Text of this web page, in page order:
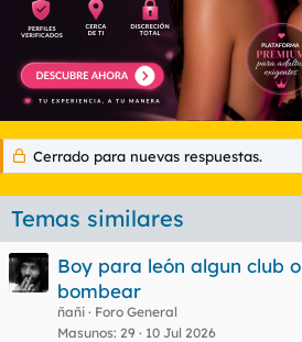
Cerrado para nuevas respuestas.
Temas similares
Boy para león algun club
bombear
ñañi
Foro General
Masunos 29 10 Jul 2026